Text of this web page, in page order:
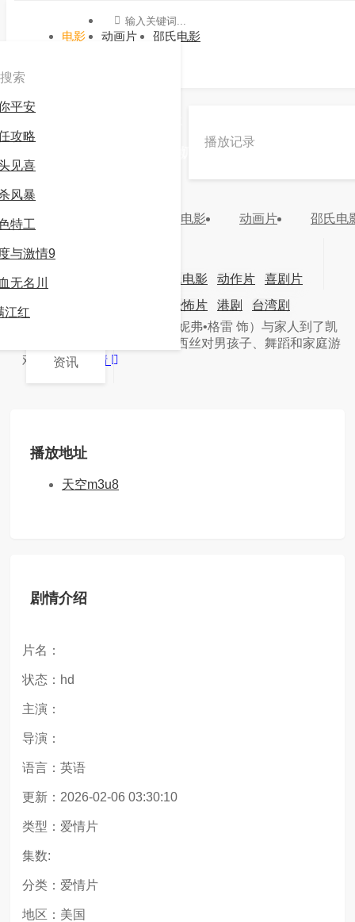
电影 动画片 邵氏电影
播放记录
电影 动画片 邵氏电
邵氏电影 动作片
喜剧片
恐怖片 港剧
台湾剧
资讯
索
平安
攻略
见喜
风暴
特工
与激情9
无名川
江红
-九游会官方网站登录
分类：
更新：2026-02-06 03:30:10
主演：
简介：弗朗西丝（詹妮弗•格雷 饰）与家人到了凯
勒曼山区度假。17岁的弗朗西丝对男孩子、舞蹈和家庭游
戏都不感...
详情
播放地址
天空m3u8
剧情介绍
片名：
状态：hd
主演：
导演：
语言：英语
更新：2026-02-06 03:30:10
类型：爱情片
集数:
分类：爱情片
地区：美国